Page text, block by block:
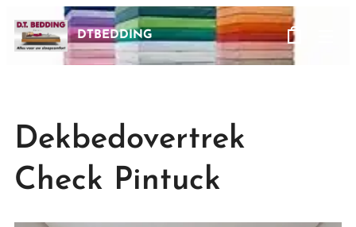
DTBEDDING
Dekbedovertrek
Check Pintuck